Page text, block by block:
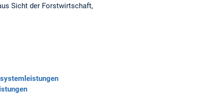
Sicht der Forstwirtschaft,